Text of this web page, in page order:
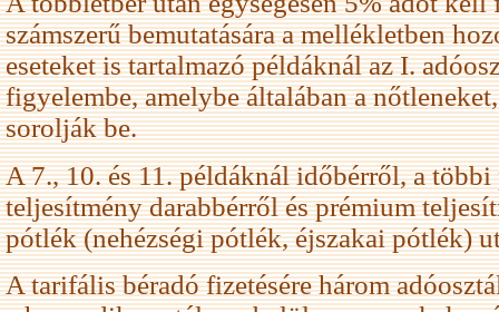
számszerű bemutatására a mellékletben
eseteket is tartalmazó példáknál az I.
figyelembe, amelybe általában a
sorolják be.
A 7., 10. és 11. példáknál időbérről, a
teljesítmény darabbérről és prémium
pótlék (nehézségi pótlék, éjszakai pótlék)
A tarifális béradó fizetésére három